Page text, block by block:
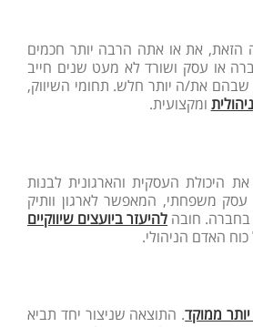
הזאת, את או אתה הרבה יותר חכמים
או עסק ושורד לא מעט שנים חייב
שבהם את/ה יותר חלש. תחומי השיווק,
ומקצועית.
היכולת העסקית והארגונית לבנות
עסק משפחתי, המאפשר לארגון וותיק
בחברה. חובה להיעזר ביועצים שיווקיים
האדם הניהולי.
ממוקד. התוצאה שניצור יחד תביא